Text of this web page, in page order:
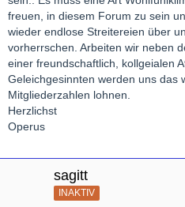
freuen, in diesem Forum zu sein
wieder endlose Streitereien über
vorherrschen. Arbeiten wir neben
einer freundschaftlich, kollgeialen
Geleichgesinnten werden uns das
Mitgliederzahlen lohnen.
Herzlichst
Operus
sagitt
INAKTIV